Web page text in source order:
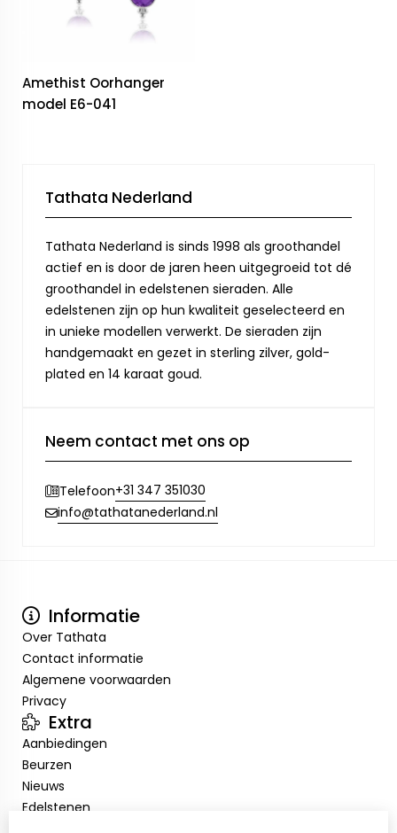
Amethist Oorhanger
model E6-041
Tathata Nederland
Tathata Nederland is sinds 1998 als groothandel
actief en is door de jaren heen uitgegroeid tot dé
groothandel in edelstenen sieraden. Alle
edelstenen zijn op hun kwaliteit geselecteerd en
in unieke modellen verwerkt. De sieraden zijn
handgemaakt en gezet in sterling zilver, gold-
plated en 14 karaat goud.
Neem contact met ons op
Telefoon+31 347 351030
info@tathatanederland.nl
Informatie
Over Tathata
Contact informatie
Algemene voorwaarden
Privacy
Extra
Aanbiedingen
Beurzen
Nieuws
Edelstenen